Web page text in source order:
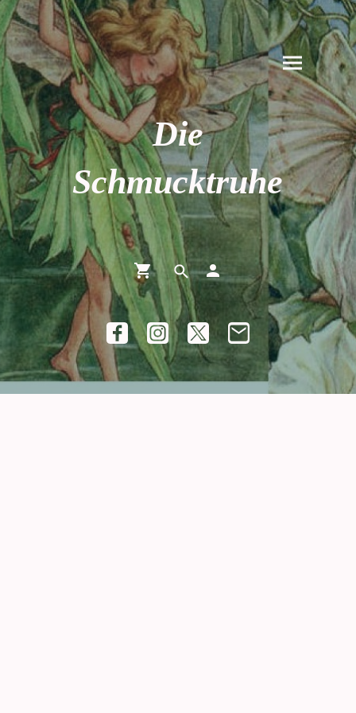
Die
Schmucktruhe